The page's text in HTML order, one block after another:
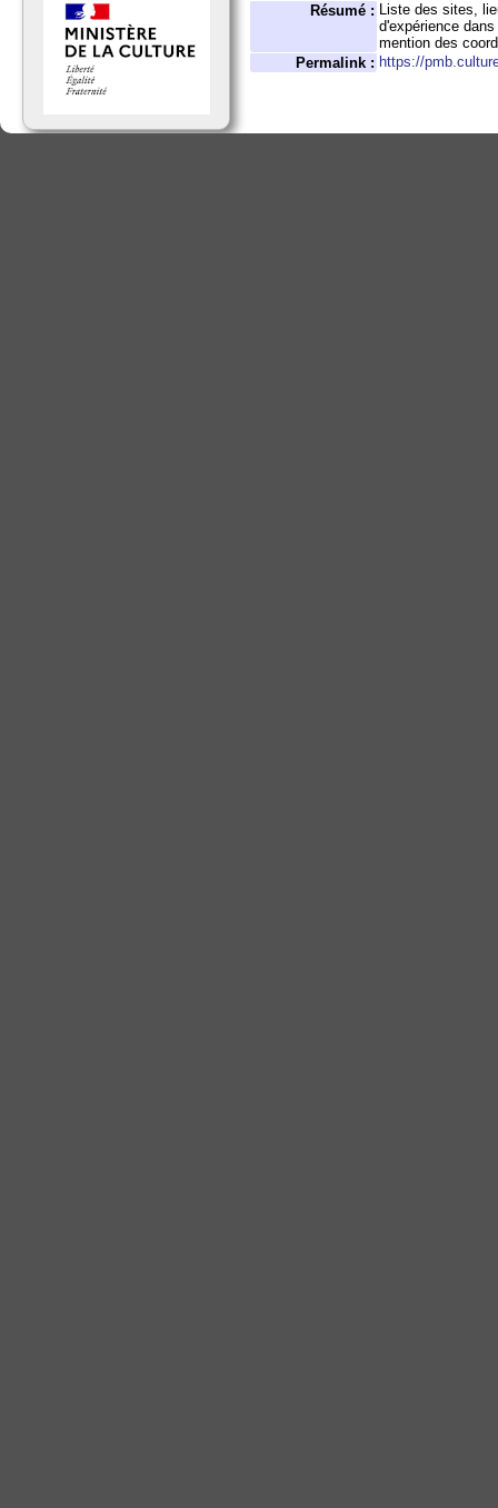
Résumé : Liste des sites,
d'expérience
mention des
Permalink : https://